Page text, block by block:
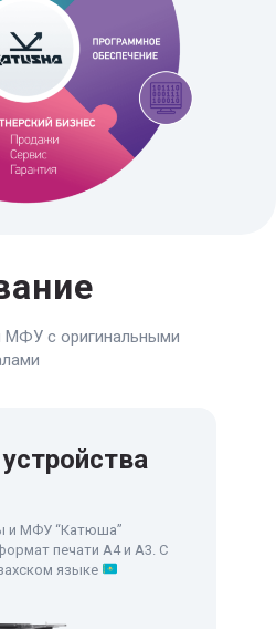
МФУ с оригинальными
и МФУ “Катюша”
печати А4 и А3. С
языке